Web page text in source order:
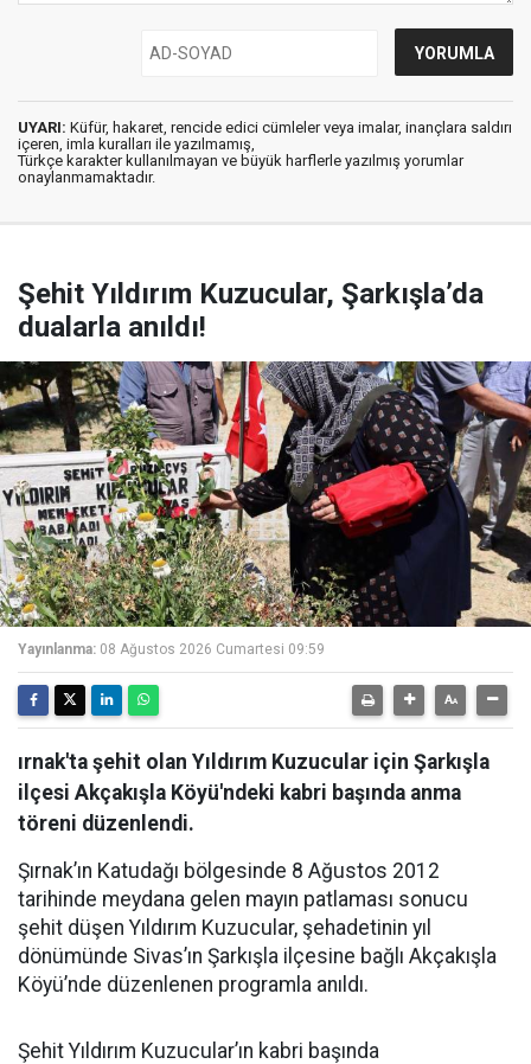
UYARI: Küfür, hakaret, rencide edici cümleler veya imalar, inançlara saldırı
içeren, imla kuralları ile yazılmamış,
Türkçe karakter kullanılmayan ve büyük harflerle yazılmış yorumlar
onaylanmamaktadır.
Şehit Yıldırım Kuzucular, Şarkışla’da
dualarla anıldı!
Yayınlanma: 08 Ağustos 2026 Cumartesi 09:59
ırnak'ta şehit olan Yıldırım Kuzucular için Şarkışla
ilçesi Akçakışla Köyü'ndeki kabri başında anma
töreni düzenlendi.
Şırnak’ın Katudağı bölgesinde 8 Ağustos 2012
tarihinde meydana gelen mayın patlaması sonucu
şehit düşen Yıldırım Kuzucular, şehadetinin yıl
dönümünde Sivas’ın Şarkışla ilçesine bağlı Akçakışla
Köyü’nde düzenlenen programla anıldı.
Şehit Yıldırım Kuzucular’ın kabri başında